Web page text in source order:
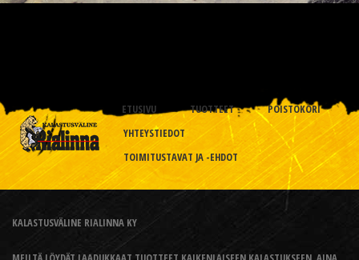
ETUSIVU TUOTTEET
POISTOKORI
YHTEYSTIEDOT
TOIMITUSTAVAT JA -EHDOT
KALASTUSVÄLINE RIALINNA KY